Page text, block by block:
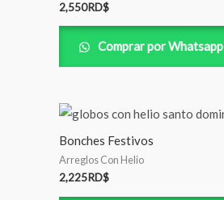
2,550RD$
Comprar por Whatsapp
Bonches Festivos
Arreglos Con Helio
2,225RD$